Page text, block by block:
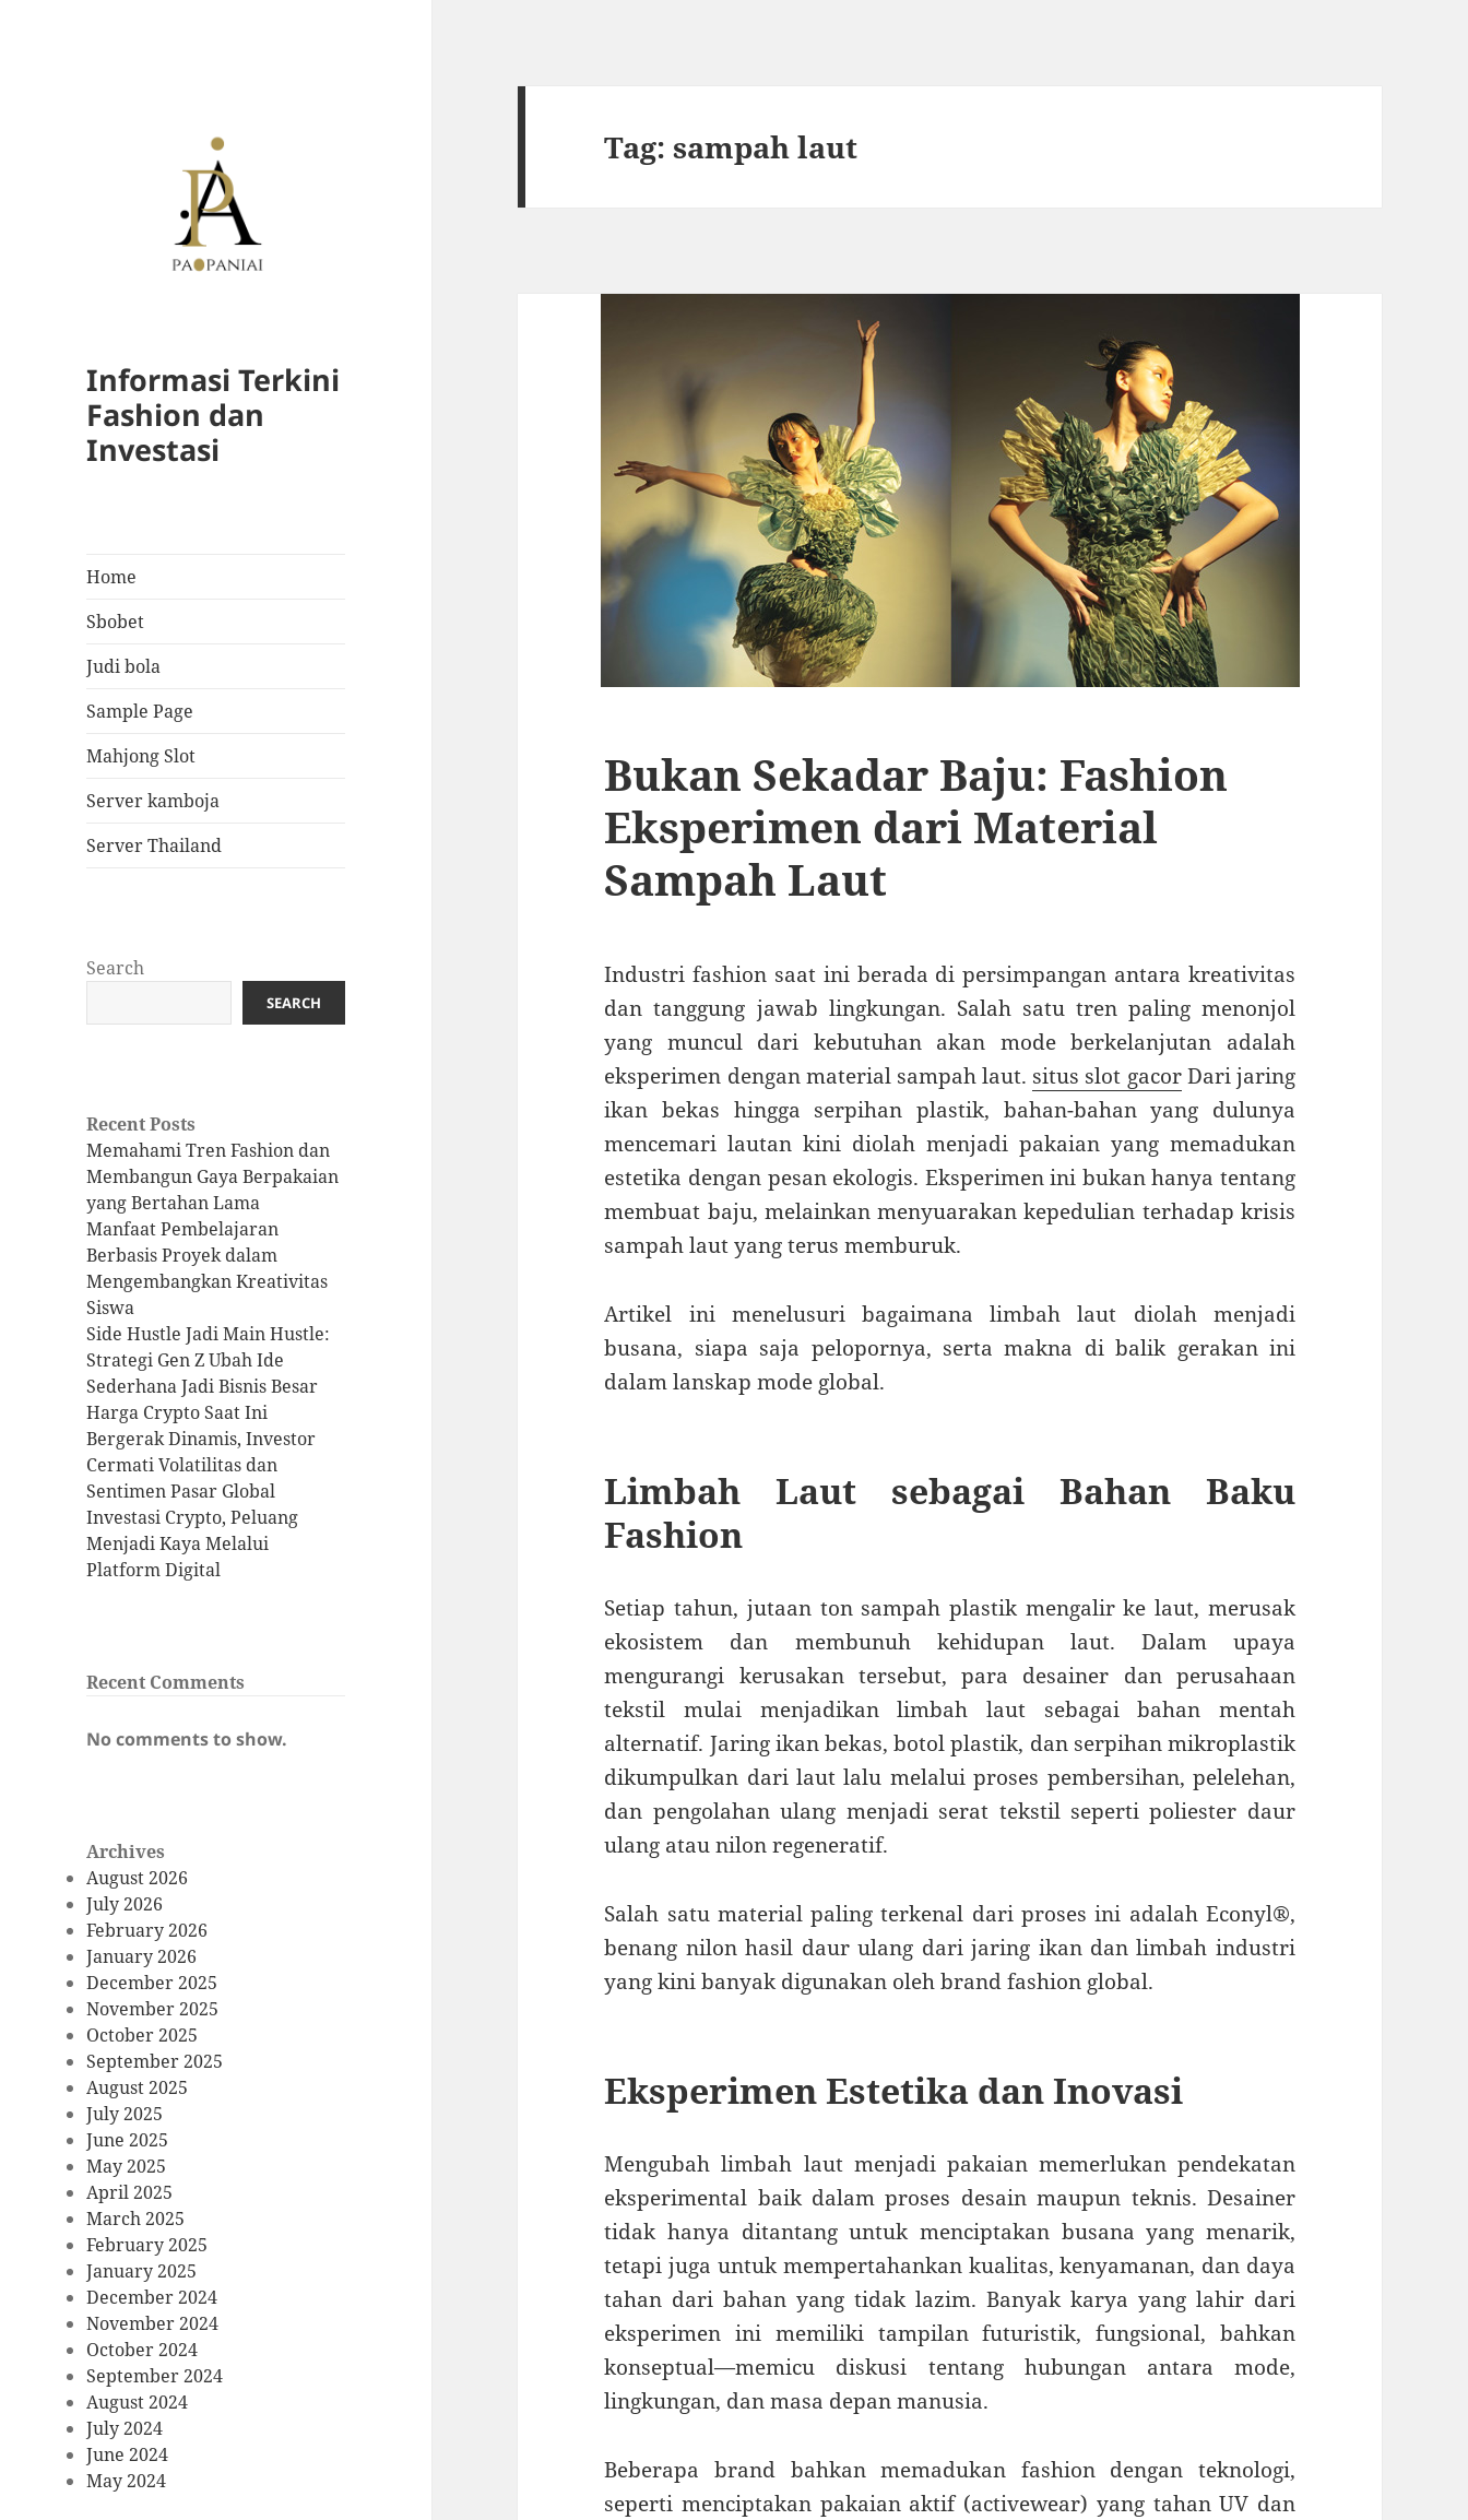
Informasi Terkini
Fashion dan
Investasi
Home
Sbobet
Judi bola
Sample Page
Mahjong Slot
Server kamboja
Server Thailand
Search
SEARCH
Recent Posts
Memahami Tren Fashion dan
Membangun Gaya Berpakaian
yang Bertahan Lama
Manfaat Pembelajaran
Berbasis Proyek dalam
Mengembangkan Kreativitas
Siswa
Side Hustle Jadi Main Hustle:
Strategi Gen Z Ubah Ide
Sederhana Jadi Bisnis Besar
Harga Crypto Saat Ini
Bergerak Dinamis, Investor
Cermati Volatilitas dan
Sentimen Pasar Global
Investasi Crypto, Peluang
Menjadi Kaya Melalui
Platform Digital
Recent Comments
No comments to show.
Archives
August 2026
July 2026
February 2026
January 2026
December 2025
November 2025
October 2025
September 2025
August 2025
July 2025
June 2025
May 2025
April 2025
March 2025
February 2025
January 2025
December 2024
November 2024
October 2024
September 2024
August 2024
July 2024
June 2024
May 2024
Tag:sampah laut
Bukan Sekadar Baju: Fashion
Eksperimen dari Material
Sampah Laut
Industri fashion saat ini berada di persimpangan antara kreativitas
dan tanggung jawab lingkungan. Salah satu tren paling menonjol
yang muncul dari kebutuhan akan mode berkelanjutan adalah
eksperimen dengan material sampah laut. situs slot gacorDari jaring
ikan bekas hingga serpihan plastik, bahan-bahan yang dulunya
mencemari lautan kini diolah menjadi pakaian yang memadukan
estetika dengan pesan ekologis. Eksperimen ini bukan hanya tentang
membuat baju, melainkan menyuarakan kepedulian terhadap krisis
sampah laut yang terus memburuk.
Artikel ini menelusuri bagaimana limbah laut diolah menjadi
busana, siapa saja pelopornya, serta makna di balik gerakan ini
dalam lanskap mode global.
Limbah Laut sebagai Bahan Baku
Fashion
Setiap tahun, jutaan ton sampah plastik mengalir ke laut, merusak
ekosistem dan membunuh kehidupan laut. Dalam upaya
mengurangi kerusakan tersebut, para desainer dan perusahaan
tekstil mulai menjadikan limbah laut sebagai bahan mentah
alternatif. Jaring ikan bekas, botol plastik, dan serpihan mikroplastik
dikumpulkan dari laut lalu melalui proses pembersihan, pelelehan,
dan pengolahan ulang menjadi serat tekstil seperti poliester daur
ulang atau nilon regeneratif.
Salah satu material paling terkenal dari proses ini adalah Econyl®,
benang nilon hasil daur ulang dari jaring ikan dan limbah industri
yang kini banyak digunakan oleh brand fashion global.
Eksperimen Estetika dan Inovasi
Mengubah limbah laut menjadi pakaian memerlukan pendekatan
eksperimental baik dalam proses desain maupun teknis. Desainer
tidak hanya ditantang untuk menciptakan busana yang menarik,
tetapi juga untuk mempertahankan kualitas, kenyamanan, dan daya
tahan dari bahan yang tidak lazim. Banyak karya yang lahir dari
eksperimen ini memiliki tampilan futuristik, fungsional, bahkan
konseptual—memicu diskusi tentang hubungan antara mode,
lingkungan, dan masa depan manusia.
Beberapa brand bahkan memadukan fashion dengan teknologi,
seperti menciptakan pakaian aktif (activewear) yang tahan UV dan